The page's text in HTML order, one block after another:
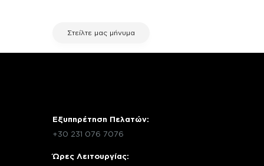
Στείλτε μας μήνυμα
Εξυπηρέτηση Πελατών:
+30 231 076 7076
Ώρες Λειτουργίας: